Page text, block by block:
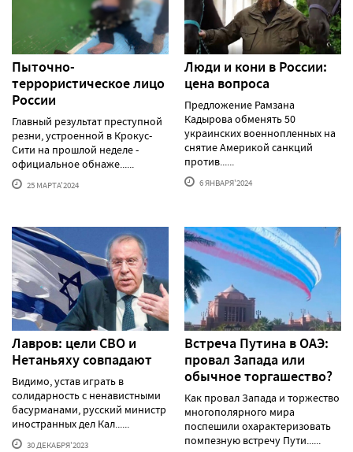
Пыточно-
террористическое лицо
России
Главный результат преступной
резни, устроенной в Крокус-
Сити на прошлой неделе -
официальное обнаже......
25 МАРТА'2024
Люди и кони в России:
цена вопроса
Предложение Рамзана
Кадырова обменять 50
украинских военнопленных на
снятие Америкой санкций
против......
6 ЯНВАРЯ'2024
Лавров: цели СВО и
Нетаньяху совпадают
Видимо, устав играть в
солидарность с ненавистными
басурманами, русский министр
иностранных дел Кал......
30 ДЕКАБРЯ'2023
Встреча Путина в ОАЭ:
провал Запада или
обычное торгашество?
Как провал Запада и торжество
многополярного мира
поспешили охарактеризовать
помпезную встречу Пути......